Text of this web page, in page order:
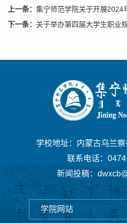
上一条： 集宁师范学院关于开展2024年
下一条： 关于举办第四届大学生职业
学校地址：内蒙古乌兰
联系电话：
新闻投稿：
学院网站